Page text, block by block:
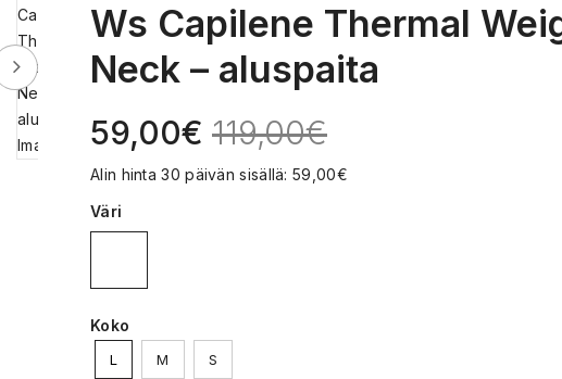
Ws Capilene Thermal
Neck – aluspaita
59,00€ 119,00€
Alin hinta 30 päivän sisällä:59,00€
Väri
Koko
L M S